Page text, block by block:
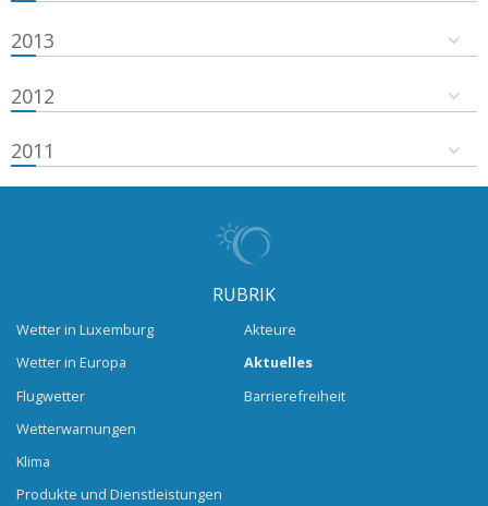
2013
2012
2011
RUBRIK
Wetter in Luxemburg
Wetter in Europa
Flugwetter
Wetterwarnungen
Klima
Produkte und Dienstleistungen
Akteure
Aktuelles
Barrierefreiheit